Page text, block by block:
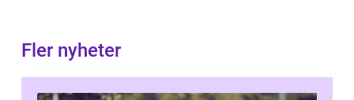
Fler nyheter